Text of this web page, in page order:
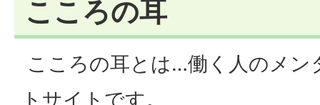
こころの耳
こころの耳とは…働く人のメン
トサイトです。